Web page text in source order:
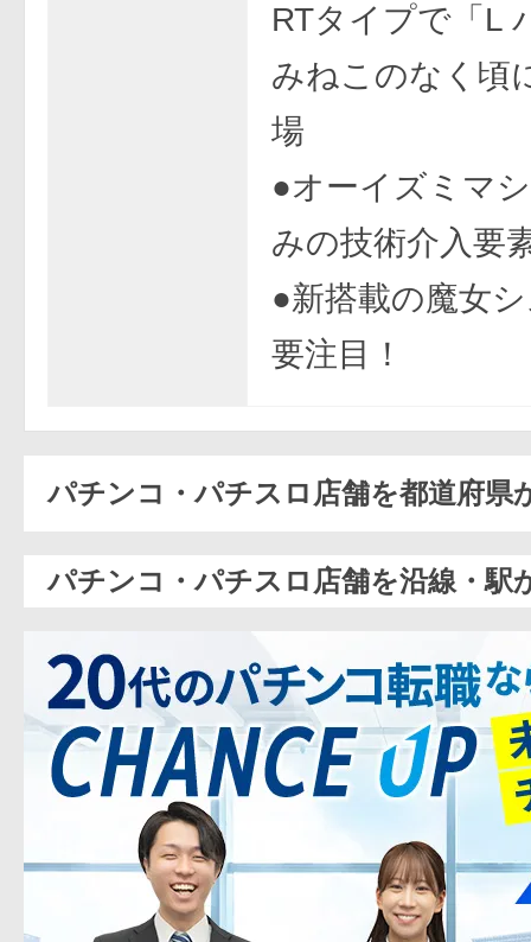
RTタイプで「L
みねこのなく頃
場
●オーイズミマ
みの技術介入要
●新搭載の魔女
要注目！
パチンコ・パチスロ店舗を都道府県
パチンコ・パチスロ店舗を沿線・駅